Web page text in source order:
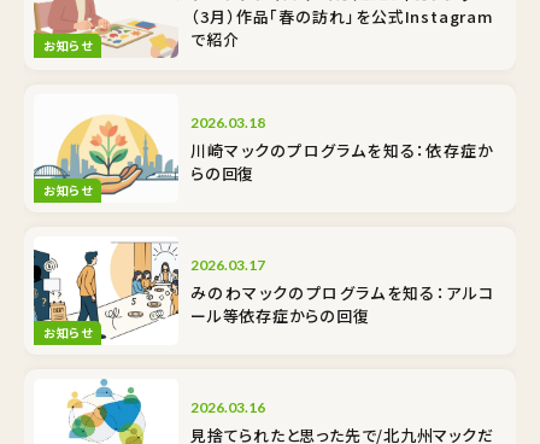
お知らせ
（3月）作品「春の訪れ」を公式Instagram
で紹介
お知らせ
2026.03.18
川崎マックのプログラムを知る：依存症か
らの回復
お知らせ
2026.03.17
みのわマックのプログラムを知る：アルコ
ール等依存症からの回復
2026.03.16
見捨てられたと思った先で/北九州マックだ